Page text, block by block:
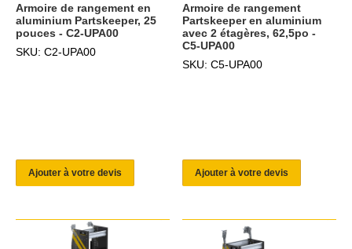
Armoire de rangement en
aluminium Partskeeper, 25
pouces - C2-UPA00
SKU: C2-UPA00
Ajouter à votre devis
Armoire de rangement
Partskeeper en aluminium
avec 2 étagères, 62,5po -
C5-UPA00
SKU: C5-UPA00
Ajouter à votre devis